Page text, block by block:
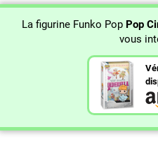
La figurine Funko Pop Pop
vous